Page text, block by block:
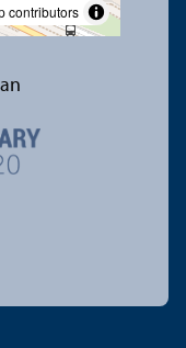
contributors